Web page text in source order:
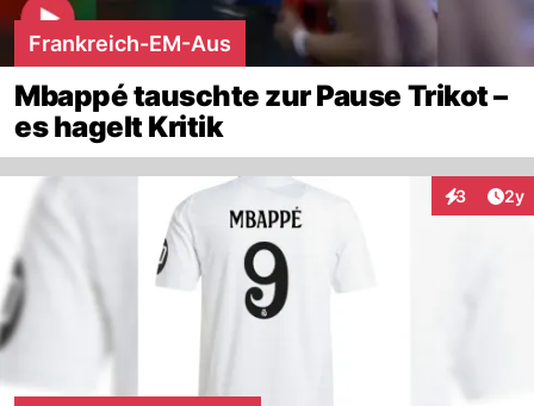
Frankreich-EM-Aus
Mbappé tauschte zur Pause Trikot –
es hagelt Kritik
3 2y